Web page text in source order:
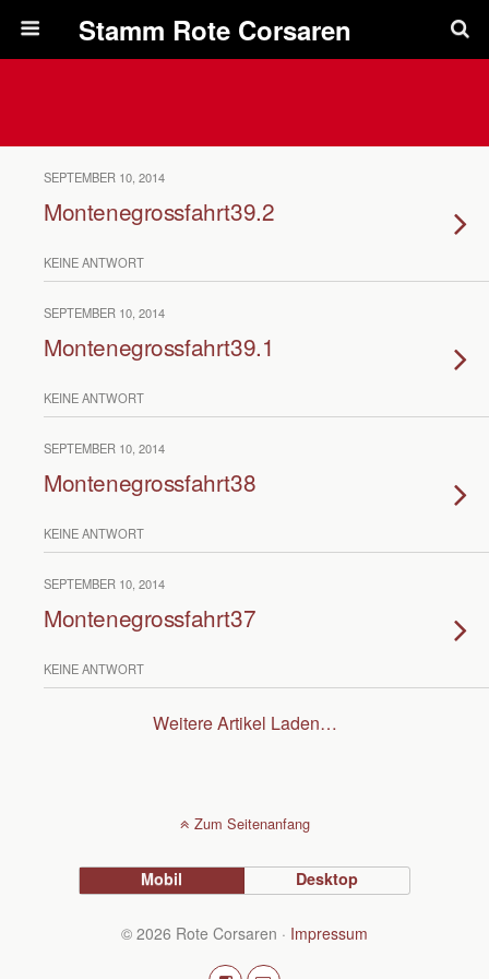
SEPTEMBER 10, 2014
Montenegrossfahrt39.2
KEINE ANTWORT
SEPTEMBER 10, 2014
Montenegrossfahrt39.1
KEINE ANTWORT
SEPTEMBER 10, 2014
Montenegrossfahrt38
KEINE ANTWORT
SEPTEMBER 10, 2014
Montenegrossfahrt37
KEINE ANTWORT
Weitere Artikel Laden…
Zum Seitenanfang
Mobil Desktop
© 2026 Rote Corsaren · Impressum